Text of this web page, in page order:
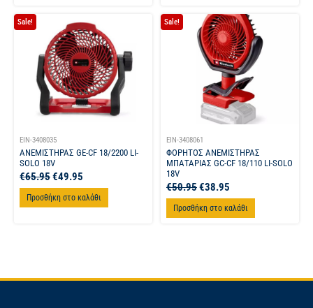
Sale!
EIN-3408035
ΑΝΕΜΙΣΤΗΡΑΣ GE-CF 18/2200 LI-
SOLO 18V
€65.95€49.95
Προσθήκη στο καλάθι
Sale!
EIN-3408061
ΦΟΡΗΤΟΣ ΑΝΕΜΙΣΤΗΡΑΣ
ΜΠΑΤΑΡΙΑΣ GC-CF 18/110 LI-SOLO
18V
€50.95€38.95
Προσθήκη στο καλάθι